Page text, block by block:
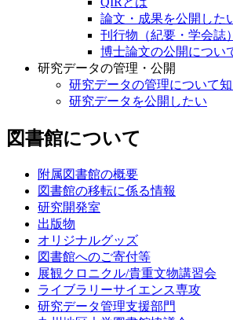
論文・成果を公開した
刊行物（紀要・学会誌
博士論文の公開につい
研究データの管理・公開
研究データの管理について
研究データを公開したい
図書館について
附属図書館の概要
図書館の移転に係る情報
研究開発室
出版物
オリジナルグッズ
図書館へのご寄付等
展観クロニクル/貴重文物講習会
ライブラリーサイエンス専攻
研究データ管理支援部門